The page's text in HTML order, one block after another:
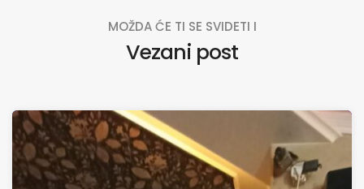
MOŽDA ĆE TI SE SVIDETI I
Vezani post